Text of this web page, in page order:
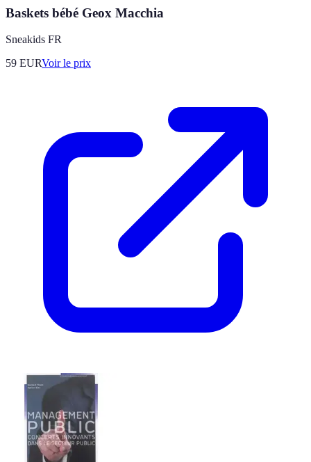
Baskets bébé Geox Macchia
Sneakids FR
59 EURVoir le prix